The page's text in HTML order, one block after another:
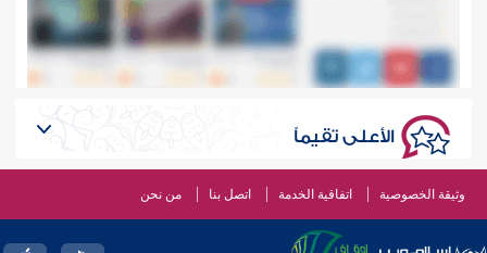
الأعلى تقيماً
وثيقة الخصوصية اتفاقية الخدمة اتصل بنا من نحن